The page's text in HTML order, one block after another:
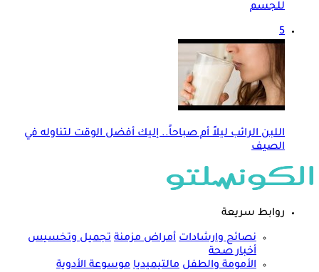
للجسم
5
اللبن الرائب ليلاً أم صباحاً.. إليك أفضل الوقت لتناوله في
الصيف
روابط سريعة
نصائح وارشادات أمراض مزمنة تجميل وتخسيس
أخبار صحة
الأمومة والطفل مالتيميديا موسوعة الأدوية